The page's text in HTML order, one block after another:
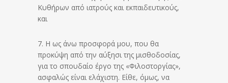
Κυθήρων από ιατρούς και εκπαιδευτικούς,
και
7. Η ως άνω προσφορά μου, που θα
προκύψη από την αύξησι της μισθοδοσίας,
για το σπουδαίο έργο της «Φιλοστοργίας»,
ασφαλώς είναι ελάχιστη. Είθε, όμως, να